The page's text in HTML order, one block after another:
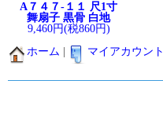
A７４７-１１ 尺1寸
舞扇子 黒骨 白地
9,460円(税860円)
ホーム マイアカウント